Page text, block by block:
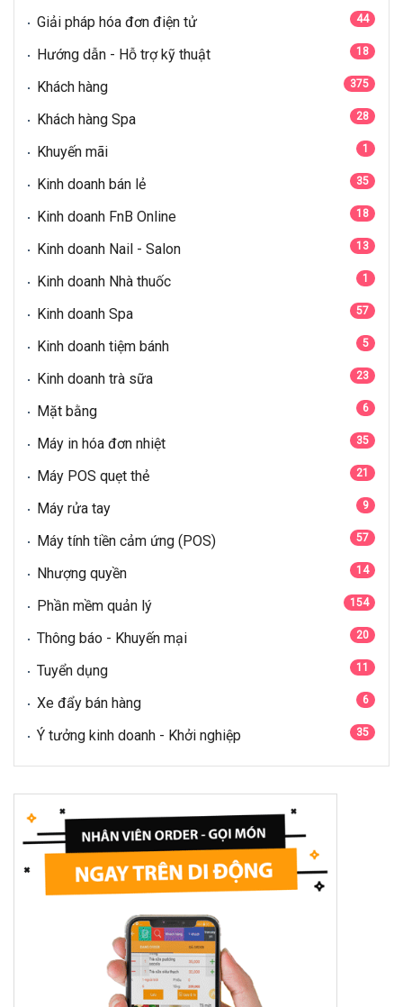
Giải pháp hóa đơn điện tử 44
Hướng dẫn - Hỗ trợ kỹ thuật 18
Khách hàng 375
Khách hàng Spa 28
Khuyến mãi 1
Kinh doanh bán lẻ 35
Kinh doanh FnB Online 18
Kinh doanh Nail - Salon 13
Kinh doanh Nhà thuốc 1
Kinh doanh Spa 57
Kinh doanh tiệm bánh 5
Kinh doanh trà sữa 23
Mặt bằng 6
Máy in hóa đơn nhiệt 35
Máy POS quẹt thẻ 21
Máy rửa tay 9
Máy tính tiền cảm ứng (POS) 57
Nhượng quyền 14
Phần mềm quản lý 154
Thông báo - Khuyến mại 20
Tuyển dụng 11
Xe đẩy bán hàng 6
Ý tưởng kinh doanh - Khởi nghiệp 35